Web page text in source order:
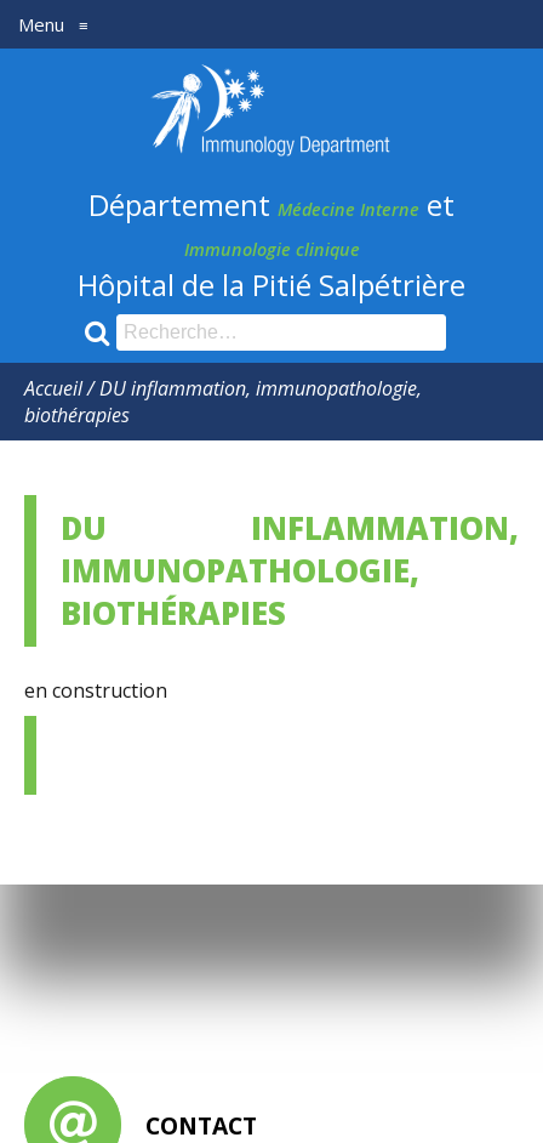
Département
médecine
Interne
et
Immunologie
clinique
Département Médecine Interne et
Immunologie clinique
Hôpital de la Pitié Salpétrière
Recherche
pour
:
Menu ≡
Accueil/DU inflammation, immunopathologie,
biothérapies
DU INFLAMMATION,
IMMUNOPATHOLOGIE,
BIOTHÉRAPIES
en construction
CONTACT